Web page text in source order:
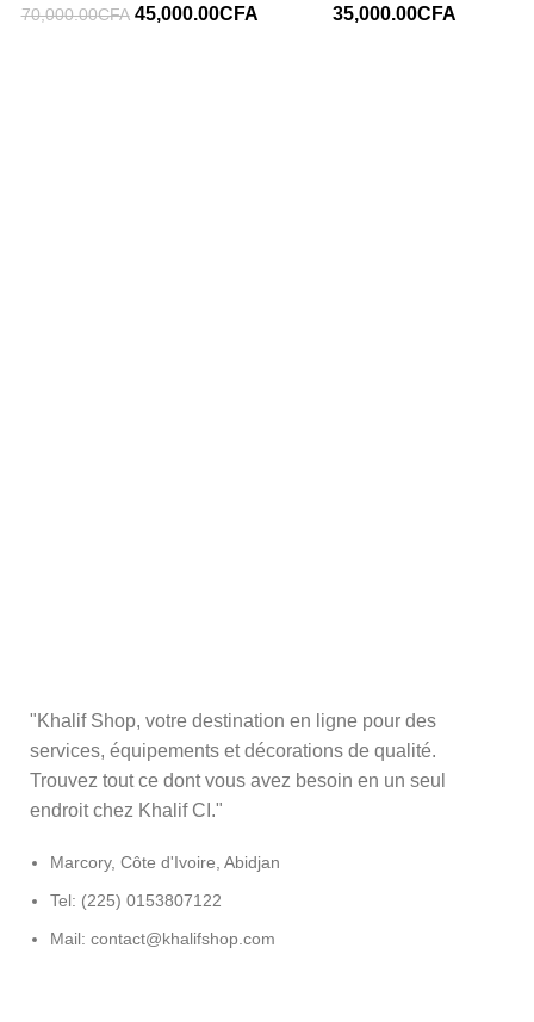
70,000.00CFA 45,000.00CFA
35,000.00CFA
"Khalif Shop, votre destination en ligne pour des
services, équipements et décorations de qualité.
Trouvez tout ce dont vous avez besoin en un seul
endroit chez Khalif CI."
Marcory, Côte d'Ivoire, Abidjan
Tel: (225) 0153807122
Mail: contact@khalifshop.com